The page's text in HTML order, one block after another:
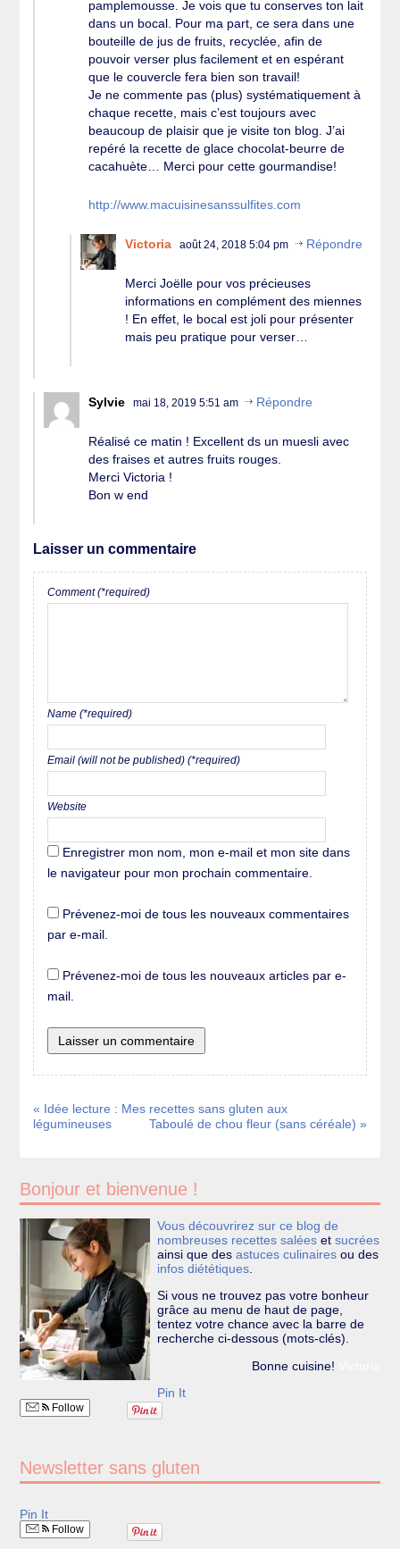
pamplemousse. Je vois que tu conserves ton lait
dans un bocal. Pour ma part, ce sera dans une
bouteille de jus de fruits, recyclée, afin de
pouvoir verser plus facilement et en espérant
que le couvercle fera bien son travail!
Je ne commente pas (plus) systématiquement à
chaque recette, mais c’est toujours avec
beaucoup de plaisir que je visite ton blog. J’ai
repéré la recette de glace chocolat-beurre de
cacahuète… Merci pour cette gourmandise!
http://www.macuisinesanssulfites.com
Victoria août 24, 2018 5:04 pm Répondre
Merci Joëlle pour vos précieuses
informations en complément des miennes
! En effet, le bocal est joli pour présenter
mais peu pratique pour verser…
Sylvie mai 18, 2019 5:51 am Répondre
Réalisé ce matin ! Excellent ds un muesli avec
des fraises et autres fruits rouges.
Merci Victoria !
Bon w end
Laisser un commentaire
Comment (*required)
Name (*required)
Email (will not be published) (*required)
Website
Enregistrer mon nom, mon e-mail et mon site dans
le navigateur pour mon prochain commentaire.
Prévenez-moi de tous les nouveaux commentaires
par e-mail.
Prévenez-moi de tous les nouveaux articles par e-
mail.
« Idée lecture : Mes recettes sans gluten aux
légumineuses
Taboulé de chou fleur (sans céréale) »
Bonjour et bienvenue !
Vous découvrirez sur ce blog de
nombreuses recettes saléeset sucrées
ainsi que des astuces culinairesou des
infos diététiques.
Si vous ne trouvez pas votre bonheur
grâce au menu de haut de page,
tentez votre chance avec la barre de
recherche ci-dessous (mots-clés).
Bonne cuisine!
Pin It
Follow
Newsletter sans gluten
Pin It
Follow